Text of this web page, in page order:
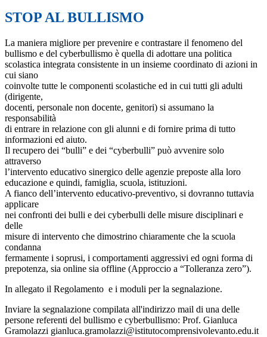
STOP AL BULLISMO
La maniera migliore per prevenire e contrastare il fenomeno del
bullismo e del cyberbullismo è quella di adottare una politica
scolastica integrata consistente in un insieme coordinato di azioni in
cui siano
coinvolte tutte le componenti scolastiche ed in cui tutti gli adulti
(dirigente,
docenti, personale non docente, genitori) si assumano la
responsabilità
di entrare in relazione con gli alunni e di fornire prima di tutto
informazioni ed aiuto.
Il recupero dei “bulli” e dei “cyberbulli” può avvenire solo
attraverso
l’intervento educativo sinergico delle agenzie preposte alla loro
educazione e quindi, famiglia, scuola, istituzioni.
A fianco dell’intervento educativo-preventivo, si dovranno tuttavia
applicare
nei confronti dei bulli e dei cyberbulli delle misure disciplinari e
delle
misure di intervento che dimostrino chiaramente che la scuola
condanna
fermamente i soprusi, i comportamenti aggressivi ed ogni forma di
prepotenza, sia online sia offline (Approccio a “Tolleranza zero”).
In allegato il Regolamento e i moduli per la segnalazione.
Inviare la segnalazione compilata all'indirizzo mail di una delle
persone referenti del bullismo e cyberbullismo: Prof. Gianluca
Gramolazzi gianluca.gramolazzi@istitutocomprensivolevanto.edu.it